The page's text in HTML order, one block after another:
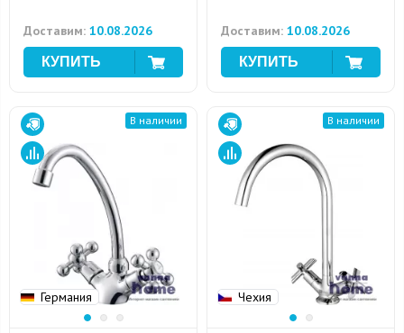
Доставим: 10.08.2026 Доставим: 10.08.2026
Германия
В наличии
Чехия
В наличии